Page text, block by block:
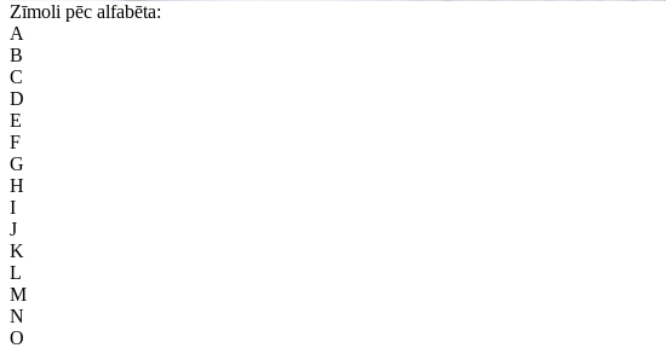
Zīmoli pēc alfabēta:
A
B
C
D
E
F
G
H
I
J
K
L
M
N
O